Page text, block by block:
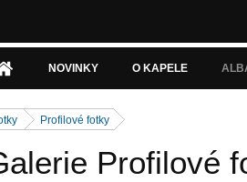
NOVINKY O KAPELE
Profilové fotky
Profilové